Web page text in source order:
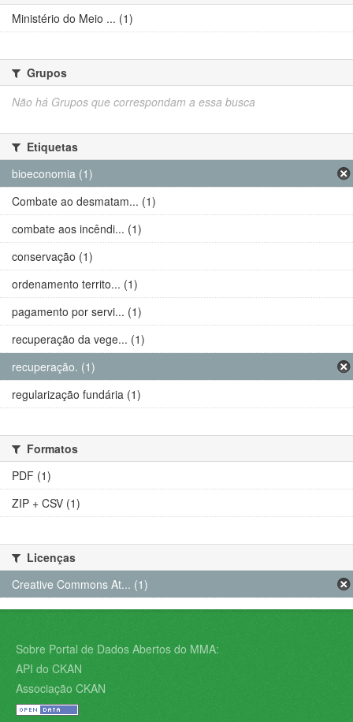
Ministério do Meio ... (1)
Grupos
Não há Grupos que correspondam a essa busca
Etiquetas
bioeconomia (1)
Combate ao desmatam... (1)
combate aos incêndi... (1)
conservação (1)
ordenamento territo... (1)
pagamento por servi... (1)
recuperação da vege... (1)
recuperação. (1)
regularização fundária (1)
Formatos
PDF (1)
ZIP + CSV (1)
Licenças
Creative Commons At... (1)
Sobre Portal de Dados Abertos do MMA:
API do CKAN
Associação CKAN